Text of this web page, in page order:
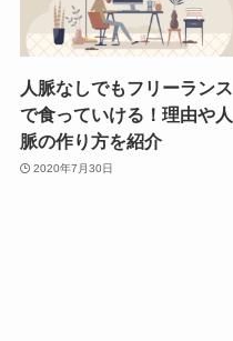
人脈なしでもフリーランス
で食っていける！理由や人
脈の作り方を紹介
2020年7月30日